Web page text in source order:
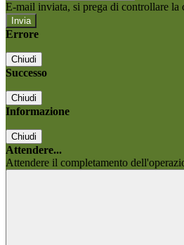
E-mail inviata, si prega di controllare la
Errore
Chiudi
Successo
Chiudi
Informazione
Chiudi
Attendere...
Attendere il completamento